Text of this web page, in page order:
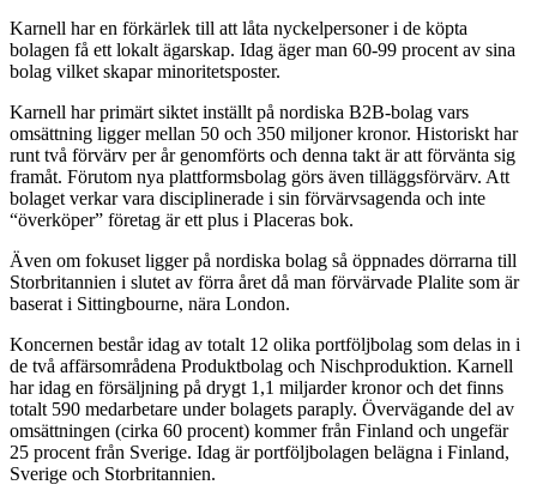
Karnell har en förkärlek till att låta nyckelpersoner i de köpta
bolagen få ett lokalt ägarskap. Idag äger man 60-99 procent av sina
bolag vilket skapar minoritetsposter.
Karnell har primärt siktet inställt på nordiska B2B-bolag vars
omsättning ligger mellan 50 och 350 miljoner kronor. Historiskt har
runt två förvärv per år genomförts och denna takt är att förvänta sig
framåt. Förutom nya plattformsbolag görs även tilläggsförvärv. Att
bolaget verkar vara disciplinerade i sin förvärvsagenda och inte
“överköper” företag är ett plus i Placeras bok.
Även om fokuset ligger på nordiska bolag så öppnades dörrarna till
Storbritannien i slutet av förra året då man förvärvade Plalite som är
baserat i Sittingbourne, nära London.
Koncernen består idag av totalt 12 olika portföljbolag som delas in i
de två affärsområdena Produktbolag och Nischproduktion. Karnell
har idag en försäljning på drygt 1,1 miljarder kronor och det finns
totalt 590 medarbetare under bolagets paraply. Övervägande del av
omsättningen (cirka 60 procent) kommer från Finland och ungefär
25 procent från Sverige. Idag är portföljbolagen belägna i Finland,
Sverige och Storbritannien.